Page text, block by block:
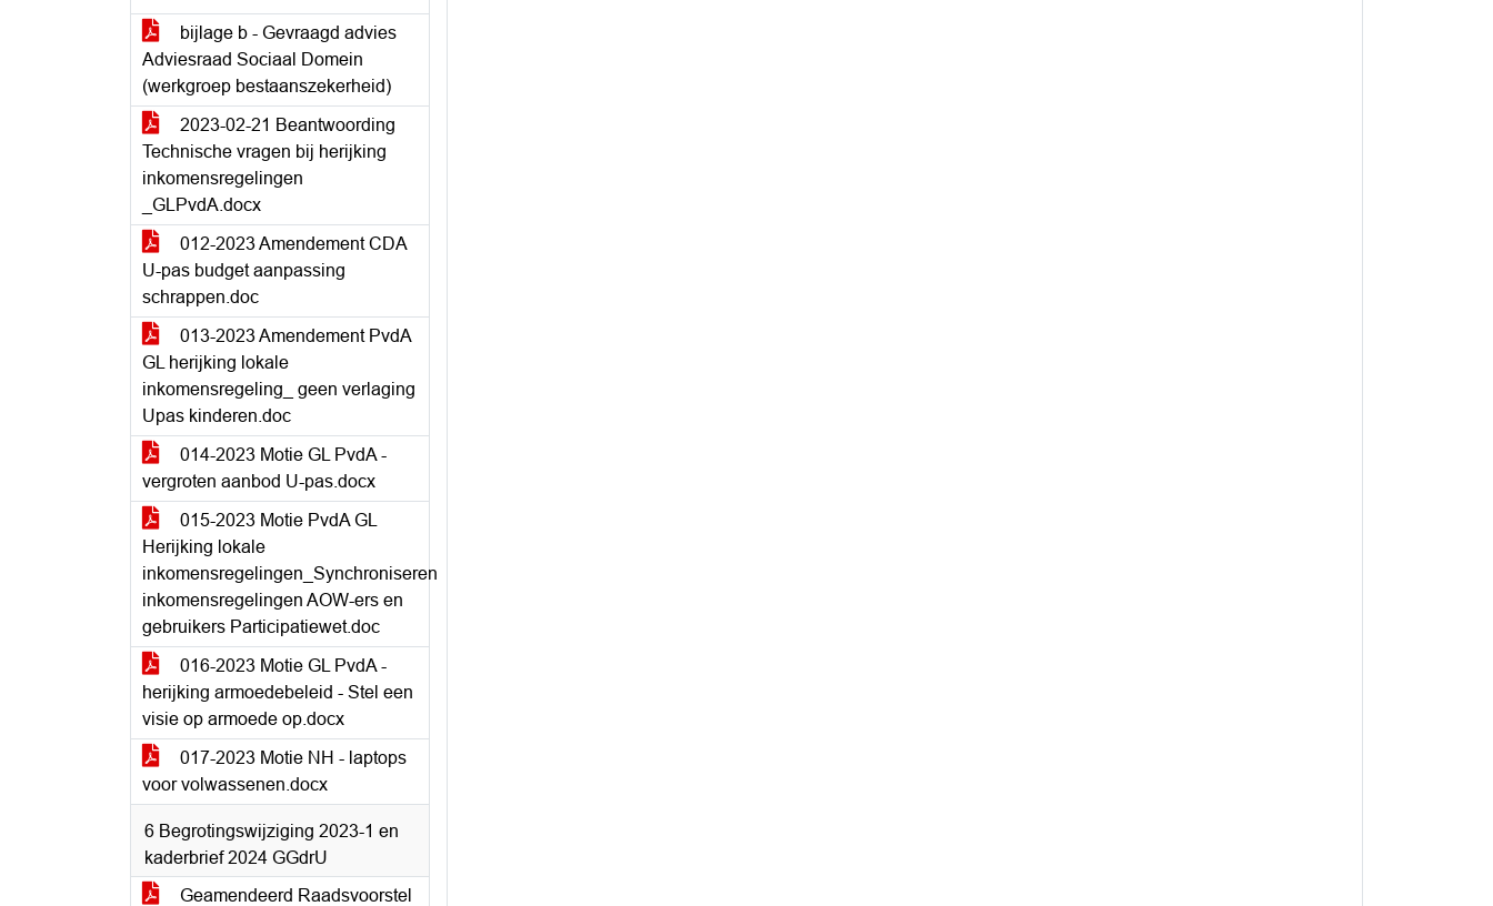
bijlage b - Gevraagd advies
Adviesraad Sociaal Domein
(werkgroep bestaanszekerheid)
2023-02-21 Beantwoording
Technische vragen bij herijking
inkomensregelingen
_GLPvdA.docx
012-2023 Amendement CDA
U-pas budget aanpassing
schrappen.doc
013-2023 Amendement PvdA
GL herijking lokale
inkomensregeling_ geen verlaging
Upas kinderen.doc
014-2023 Motie GL PvdA -
vergroten aanbod U-pas.docx
015-2023 Motie PvdA GL
Herijking lokale
inkomensregelingen_Synchroniseren
inkomensregelingen AOW-ers en
gebruikers Participatiewet.doc
016-2023 Motie GL PvdA -
herijking armoedebeleid - Stel een
visie op armoede op.docx
017-2023 Motie NH - laptops
voor volwassenen.docx
6 Begrotingswijziging 2023-1 en
kaderbrief 2024 GGdrU
Geamendeerd Raadsvoorstel